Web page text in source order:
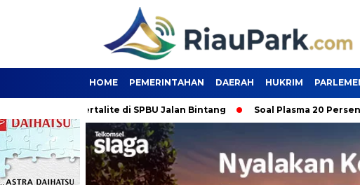
HOME PEMERINTAHAN DAERAH HUKRIM
Pertalite di SPBU Jalan Bintang Soal Plasma 20 Persen, PT TKWL